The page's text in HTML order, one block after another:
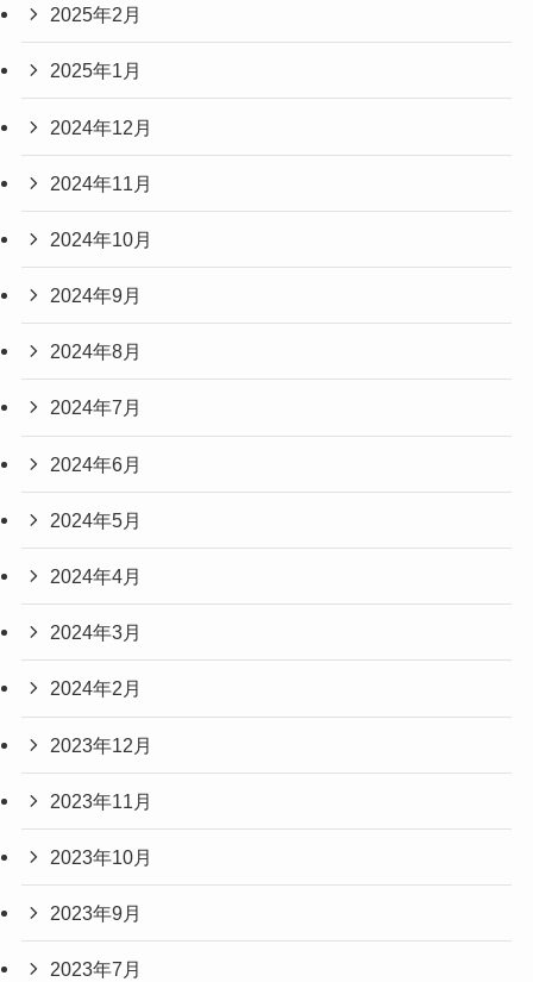
2025年2月
2025年1月
2024年12月
2024年11月
2024年10月
2024年9月
2024年8月
2024年7月
2024年6月
2024年5月
2024年4月
2024年3月
2024年2月
2023年12月
2023年11月
2023年10月
2023年9月
2023年7月